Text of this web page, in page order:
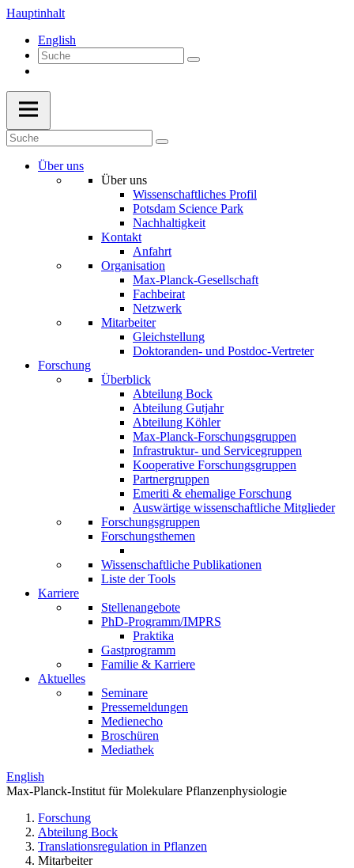
Hauptinhalt
English
Über uns
Über uns
Wissenschaftliches Profil
Potsdam Science Park
Nachhaltigkeit
Kontakt
Anfahrt
Organisation
Max-Planck-Gesellschaft
Fachbeirat
Netzwerk
Mitarbeiter
Gleichstellung
Doktoranden- und Postdoc-Vertreter
Forschung
Überblick
Abteilung Bock
Abteilung Gutjahr
Abteilung Köhler
Max-Planck-Forschungsgruppen
Infrastruktur- und Servicegruppen
Kooperative Forschungsgruppen
Partnergruppen
Emeriti & ehemalige Forschung
Auswärtige wissenschaftliche Mitglieder
Forschungsgruppen
Forschungsthemen
Wissenschaftliche Publikationen
Liste der Tools
Karriere
Stellenangebote
PhD-Programm/IMPRS
Praktika
Gastprogramm
Familie & Karriere
Aktuelles
Seminare
Pressemeldungen
Medienecho
Broschüren
Mediathek
English
Max-Planck-Institut für Molekulare Pflanzenphysiologie
Forschung
Abteilung Bock
Translations­regulation in Pflanzen
Mitarbeiter